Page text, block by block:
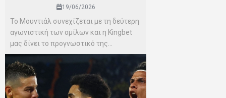
19/06/2026
Το Μουντιάλ συνεχίζεται με τη δεύτερη
αγωνιστική των ομίλων και η Kingbet
μας δίνει το προγνωστικό της...